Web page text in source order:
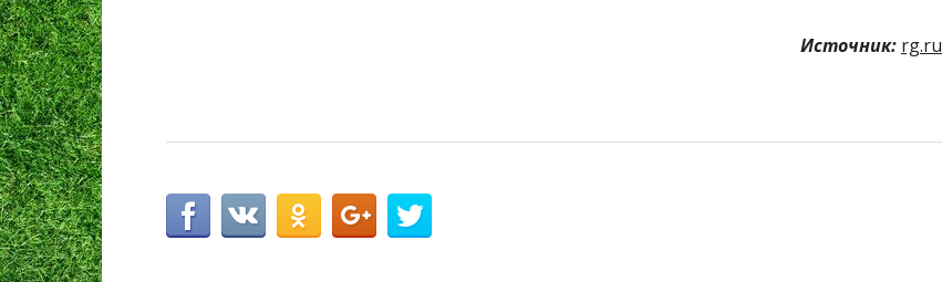
Источник: rg.ru